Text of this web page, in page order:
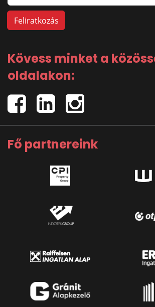
Kövess minket a
oldalakon:
Fő partnereink